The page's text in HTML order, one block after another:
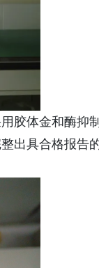
胶体金和酶抑
出具合格报告